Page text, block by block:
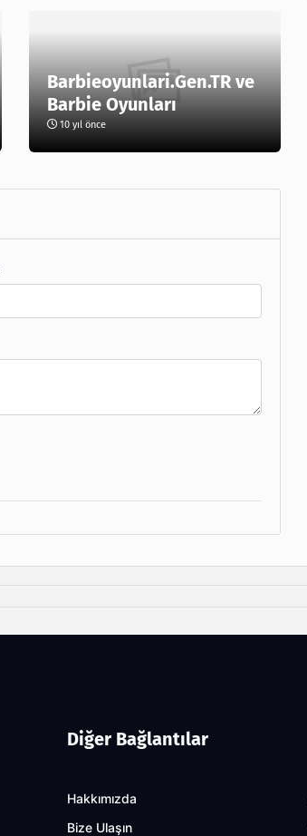
Barbieoyunlari.Gen.TR ve
Barbie Oyunları
10 yıl önce
Diğer Bağlantılar
Hakkımızda
Bize Ulaşın